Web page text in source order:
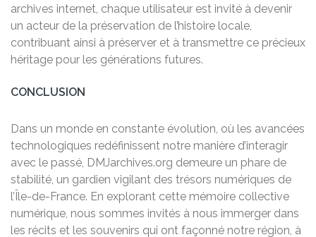
archives internet, chaque utilisateur est invité à devenir
un acteur de la préservation de l’histoire locale,
contribuant ainsi à préserver et à transmettre ce précieux
héritage pour les générations futures.
CONCLUSION
Dans un monde en constante évolution, où les avancées
technologiques redéfinissent notre manière d’interagir
avec le passé, DMJarchives.org demeure un phare de
stabilité, un gardien vigilant des trésors numériques de
l’Île-de-France. En explorant cette mémoire collective
numérique, nous sommes invités à nous immerger dans
les récits et les souvenirs qui ont façonné notre région, à